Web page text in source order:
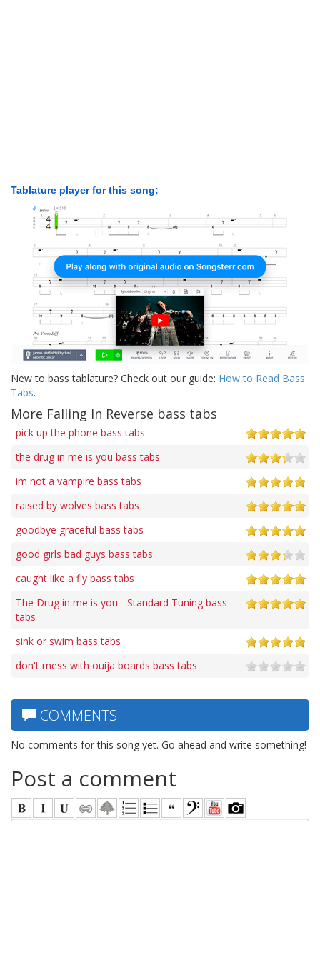
Tablature player for this song:
New to bass tablature? Check out our guide: How to Read Bass
Tabs.
More Falling In Reverse bass tabs
pick up the phone bass tabs
the drug in me is you bass tabs
im not a vampire bass tabs
raised by wolves bass tabs
goodbye graceful bass tabs
good girls bad guys bass tabs
caught like a fly bass tabs
The Drug in me is you - Standard Tuning bass
tabs
sink or swim bass tabs
don't mess with ouija boards bass tabs
COMMENTS
No comments for this song yet. Go ahead and write something!
Post a comment